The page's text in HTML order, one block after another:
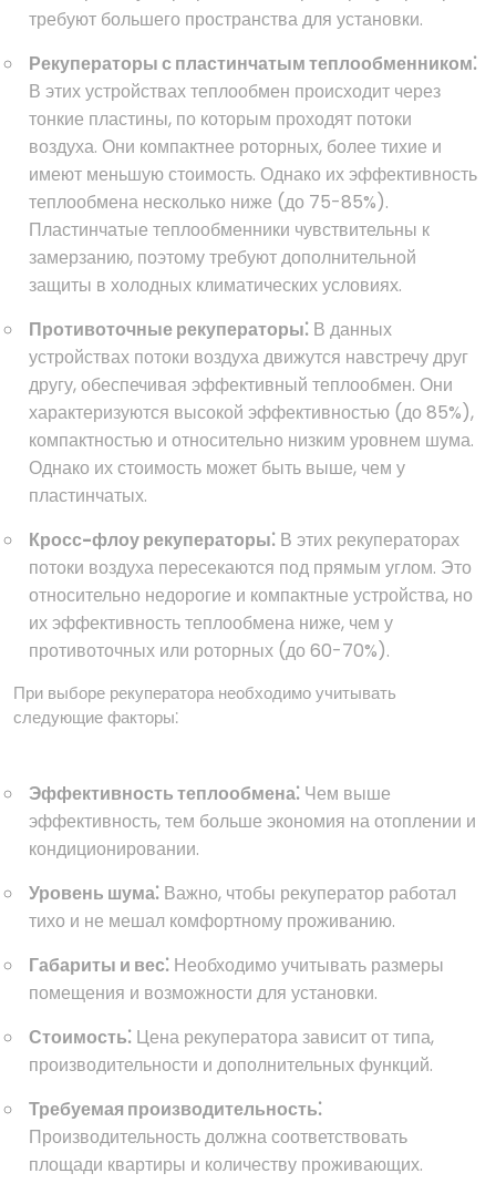
требуют большего пространства для установки.
Рекуператоры с пластинчатым теплообменником⁚
В этих устройствах теплообмен происходит через
тонкие пластины, по которым проходят потоки
воздуха. Они компактнее роторных, более тихие и
имеют меньшую стоимость. Однако их эффективность
теплообмена несколько ниже (до 75-85%).
Пластинчатые теплообменники чувствительны к
замерзанию, поэтому требуют дополнительной
защиты в холодных климатических условиях.
Противоточные рекуператоры⁚ В данных
устройствах потоки воздуха движутся навстречу друг
другу, обеспечивая эффективный теплообмен. Они
характеризуются высокой эффективностью (до 85%),
компактностью и относительно низким уровнем шума.
Однако их стоимость может быть выше, чем у
пластинчатых.
Кросс-флоу рекуператоры⁚ В этих рекуператорах
потоки воздуха пересекаются под прямым углом. Это
относительно недорогие и компактные устройства, но
их эффективность теплообмена ниже, чем у
противоточных или роторных (до 60-70%).
При выборе рекуператора необходимо учитывать
следующие факторы⁚
Эффективность теплообмена⁚ Чем выше
эффективность, тем больше экономия на отоплении и
кондиционировании.
Уровень шума⁚ Важно, чтобы рекуператор работал
тихо и не мешал комфортному проживанию.
Габариты и вес⁚ Необходимо учитывать размеры
помещения и возможности для установки.
Стоимость⁚ Цена рекуператора зависит от типа,
производительности и дополнительных функций.
Требуемая производительность⁚
Производительность должна соответствовать
площади квартиры и количеству проживающих.